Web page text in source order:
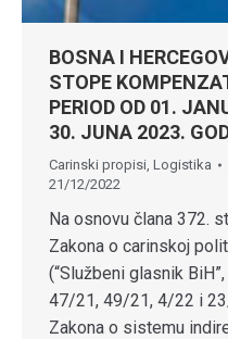
BOSNA I
STOPE
PERIOD OD 01.
30. JUNA 2023.
Carinski propisi Logistika
21/12/2022
Na osnovu člana 372.
Zakona o carinskoj
(“Službeni glasnik
47/21, 49/21, 4/22 i
Zakona o sistemu